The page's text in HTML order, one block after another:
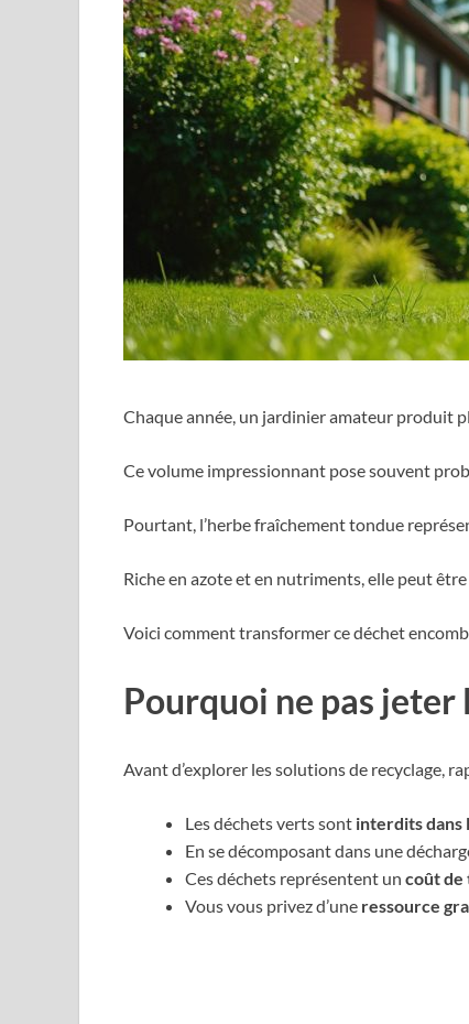
Chaque année, un jardinier amateur produit
Ce volume impressionnant pose souvent
Pourtant, l’herbe fraîchement tondue
Riche en azote et en nutriments, elle peut
Voici comment transformer ce déchet
Pourquoi ne pas jeter
Avant d’explorer les solutions de recyclage,
Les déchets verts sont interdits dans
En se décomposant dans une
Ces déchets représentent un coût
Vous vous privez d’une ressource